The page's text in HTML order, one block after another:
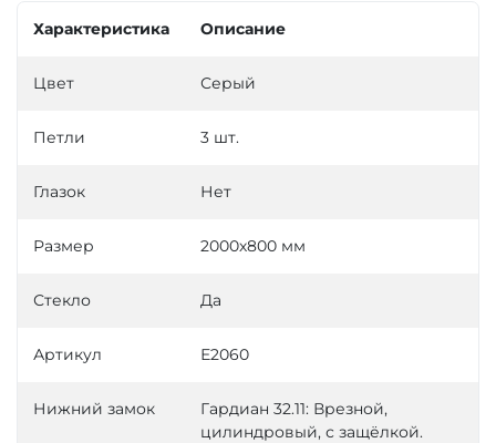
Характеристика Описание
Цвет Серый
Петли 3 шт.
Глазок Нет
Размер 2000х800 мм
Стекло Да
Артикул Е2060
Нижний замок
Гардиан 32.11: Врезной,
цилиндровый, с защёлкой.